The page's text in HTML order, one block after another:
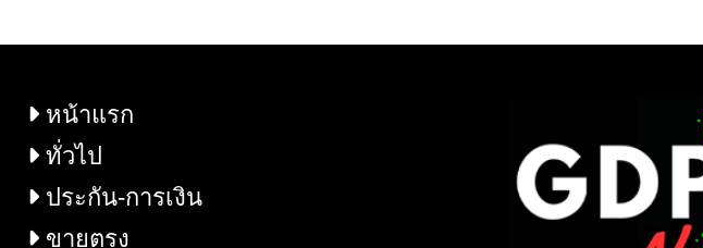
หน้าแรก
ทั่วไป
ประกัน-การเงิน
ขายตรง